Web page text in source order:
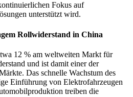
Fokus auf
unterstützt wird.
Rollwiderstand in China
12 % am weltweiten Markt für
und ist damit einer der
Das schnelle Wachstum des
Einführung von Elektrofahrzeugen
treiben die